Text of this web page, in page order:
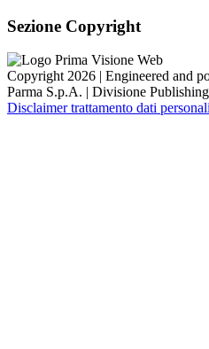
Sezione Copyright
Copyright 2026 | Engineered and
Parma S.p.A. | Divisione
Disclaimer trattamento dati